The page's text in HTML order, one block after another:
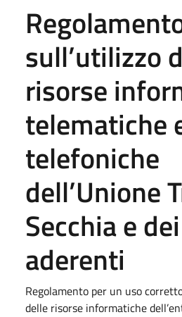
sull’utilizzo
risorse
telematiche
telefoniche
dell’Unione
Secchia e
aderenti
Regolamento per un uso
delle risorse informatiche